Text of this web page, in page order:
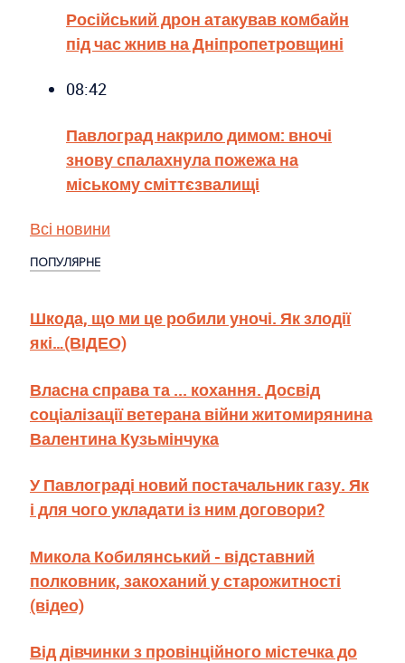
Російський дрон атакував комбайн
під час жнив на Дніпропетровщині
08:42
Павлоград накрило димом: вночі
знову спалахнула пожежа на
міському сміттєзвалищі
Всі новини
ПОПУЛЯРНЕ
Шкода, що ми це робили уночі. Як злодії
які…(ВІДЕО)
Власна справа та ... кохання. Досвід
соціалізації ветерана війни житомирянина
Валентина Кузьмінчука
У Павлограді новий постачальник газу. Як
і для чого укладати із ним договори?
Микола Кобилянський - відставний
полковник, закоханий у старожитності
(відео)
Від дівчинки з провінційного містечка до